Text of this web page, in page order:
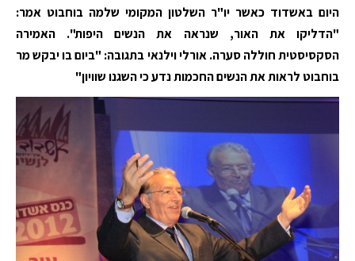
היום באשדוד כאשר יו"ר השלטון המקומי שלמה בוחבוט אמר:
"הדליקו את האור, שנראה את הנשים היפות". האמירה
הסקסיסטית חוללה סערה. אורלי וילנאי בתגובה: "ביום בו יבקש מר
בוחבוט לראות את הנשים החכמות נדע כי השגנו שוויון"